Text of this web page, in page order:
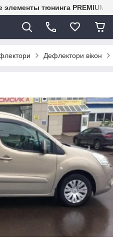
элементы тюнинга PREMIUM-
Дефлектори вікон